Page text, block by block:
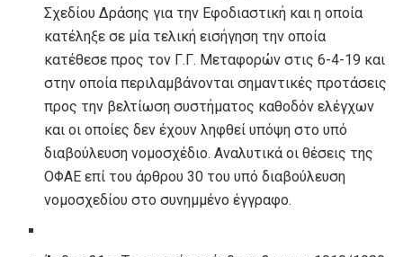
Σχεδίου Δράσης για την Eφοδιαστική και η οποία
κατέληξε σε μία τελική εισήγηση την οποία
κατέθεσε προς τον Γ.Γ. Μεταφορών στις 6-4-19 και
στην οποία περιλαμβάνονται σημαντικές προτάσεις
προς την βελτίωση συστήματος καθοδόν ελέγχων
και οι οποίες δεν έχουν ληφθεί υπόψη στο υπό
διαβούλευση νομοσχέδιο. Αναλυτικά οι θέσεις της
ΟΦΑΕ επί του άρθρου 30 του υπό διαβούλευση
νομοσχεδίου στο συνημμένο έγγραφο.